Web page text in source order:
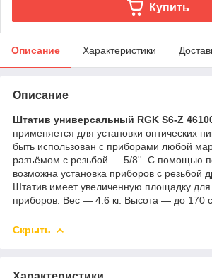
Купить
Описание Характеристики
Описание
Штатив универсальный RGK S6-Z
применяется для установки оптических
быть использован с приборами любой
разъёмом с резьбой — 5/8''. С помощью
возможна установка приборов с резьбой
Штатив имеет увеличенную площадку
приборов. Вес — 4.6 кг. Высота — до 170
Скрыть